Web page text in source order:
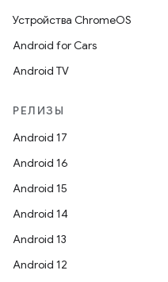
Устройства ChromeOS
Android for Cars
Android TV
РЕЛИЗЫ
Android 17
Android 16
Android 15
Android 14
Android 13
Android 12